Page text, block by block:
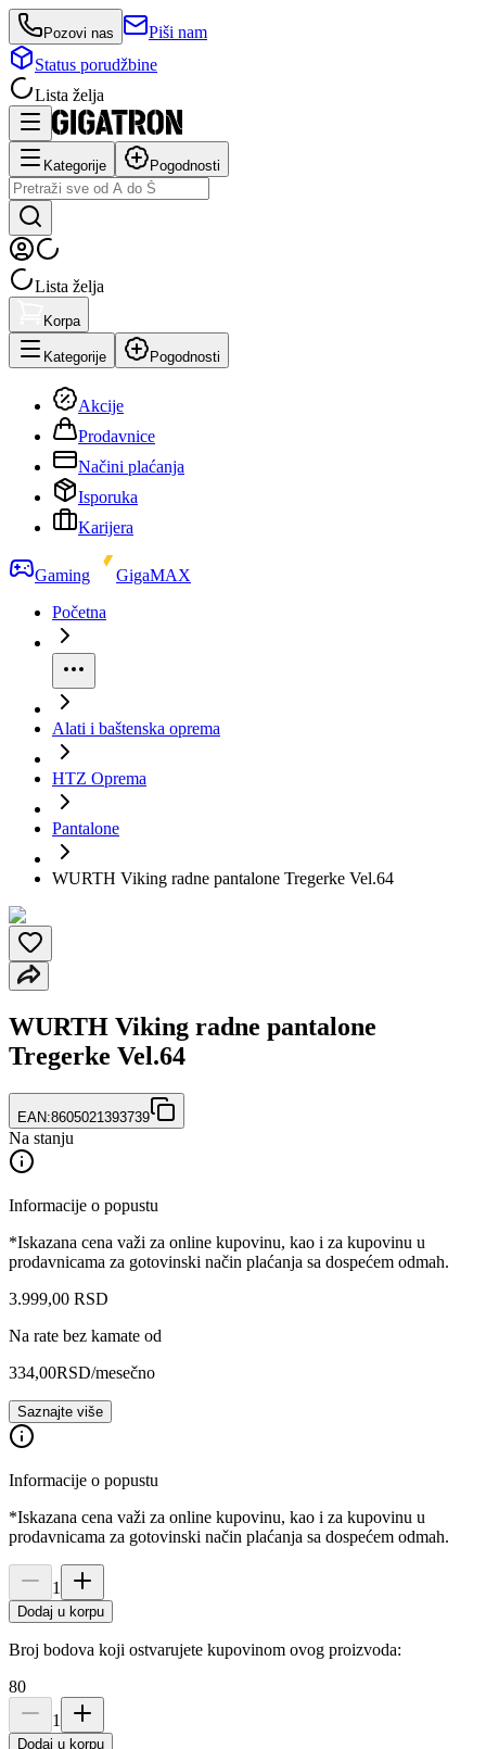
Pozovi nas
Piši nam
Status porudžbine
Lista želja
Kategorije Pogodnosti
Lista želja
Korpa
Kategorije Pogodnosti
Akcije
Prodavnice
Načini plaćanja
Isporuka
Karijera
Gaming
GigaMAX
Početna
Alati i baštenska oprema
HTZ Oprema
Pantalone
WURTH Viking radne pantalone Tregerke Vel.64
WURTH Viking radne pantalone
Tregerke Vel.64
EAN:8605021393739
Na stanju
Informacije o popustu
*Iskazana cena važi za online kupovinu, kao i za kupovinu u
prodavnicama za gotovinski način plaćanja sa dospećem odmah.
3.999,00 RSD
Na rate bez kamate od
334,00RSD/mesečno
Saznajte više
Informacije o popustu
*Iskazana cena važi za online kupovinu, kao i za kupovinu u
prodavnicama za gotovinski način plaćanja sa dospećem odmah.
1
Dodaj u korpu
Broj bodova koji ostvarujete kupovinom ovog proizvoda:
80
1
Dodaj u korpu